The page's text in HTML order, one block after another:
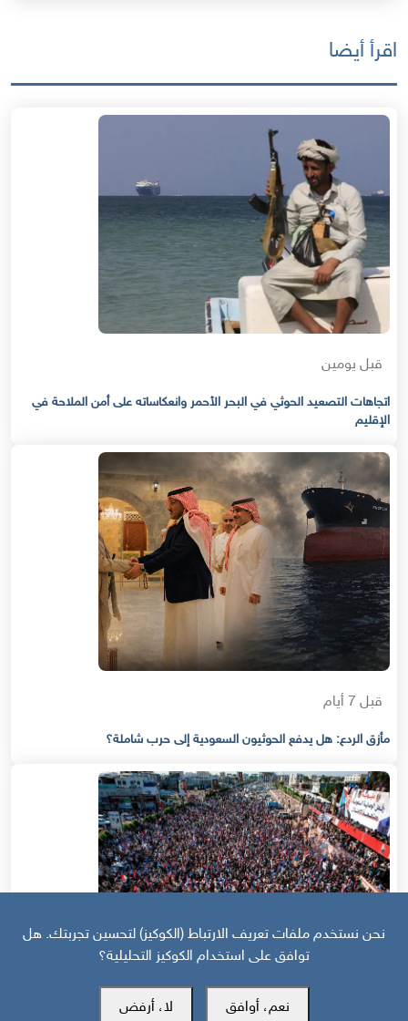
اقرأ أيضا
قبل يومين
اتجاهات التصعيد الحوثي في البحر الأحمر وانعكاساته على أمن الملاحة في
الإقليم
قبل 7 أيام
مأزق الردع: هل يدفع الحوثيون السعودية إلى حرب شاملة؟
نحن نستخدم ملفات تعريف الارتباط (الكوكيز) لتحسين تجربتك. هل
توافق على استخدام الكوكيز التحليلية؟
نعم، أوافق لا، أرفض